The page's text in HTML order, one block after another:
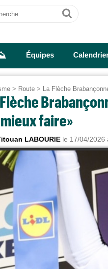
Ok
Équipes
> Route > La Flèche
faire»
LABOURIE le 17/04/2026